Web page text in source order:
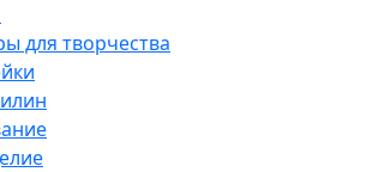
для творчества